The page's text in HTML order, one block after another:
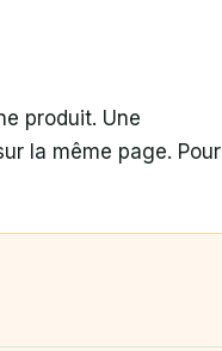
produit. Une
la même page. Pour